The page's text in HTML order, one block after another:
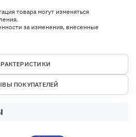
товара могут изменяться
за изменения, внесенные
ПОКУПАТЕЛЕЙ